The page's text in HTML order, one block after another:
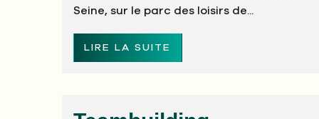
Seine, sur le parc des loisirs de...
LIRE LA SUITE